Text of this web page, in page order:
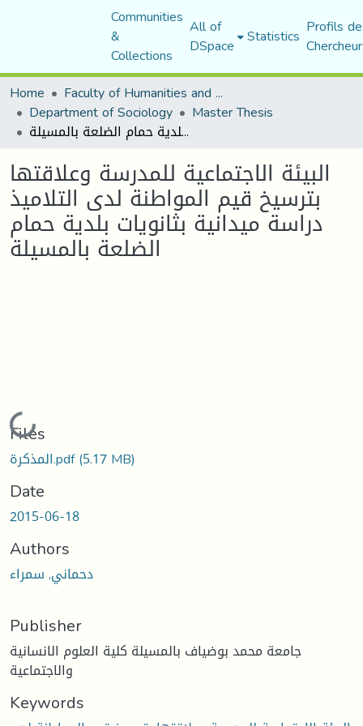
Communities
&
Collections
All of
DSpace Statistics Profils
Home
Faculty of Humanities and Social Sciences
Department of Sociology Master Thesis
البيئة الاجتماعية للمدرسة وعلاقتها بترسيخ قيم المواطنة لدى التلاميذ دراسة ميدانية بثانويات بلدية حمام الضلعة بالمسيلة
البيئة الاجتماعية للمدرسة وعلاقتها
بترسيخ قيم المواطنة لدى التلاميذ
دراسة ميدانية بثانويات بلدية حمام
الضلعة بالمسيلة
Loading...
Files
المذكرة.pdf(5.17 MB)
Date
2015-06-18
Authors
دحماني, سمراء
Publisher
جامعة محمد بوضياف بالمسيلة كلية العلوم الانسانية
والاجتماعية
Keywords